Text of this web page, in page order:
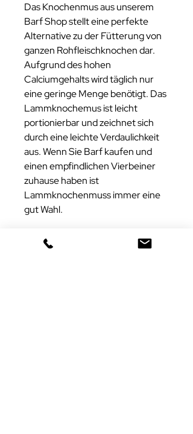
Das Knochenmus aus unserem
Barf Shop stellt eine perfekte
Alternative zu der Fütterung von
ganzen Rohfleischknochen dar.
Aufgrund des hohen
Calciumgehalts wird täglich nur
eine geringe Menge benötigt. Das
Lammknochemus ist leicht
portionierbar und zeichnet sich
durch eine leichte Verdaulichkeit
aus. Wenn Sie Barf kaufen und
einen empfindlichen Vierbeiner
zuhause haben ist
Lammknochenmuss immer eine
gut Wahl.
ANALYTISCHE BESTANDTEILE
Wir produzieren unsere Produkte